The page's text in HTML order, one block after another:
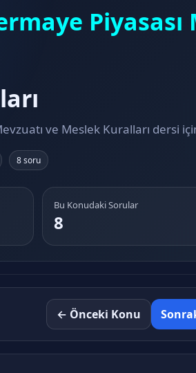
ve Meslek Kuralları dersi
8 soru
Bu Konudaki Sorular
8
← Önceki Konu